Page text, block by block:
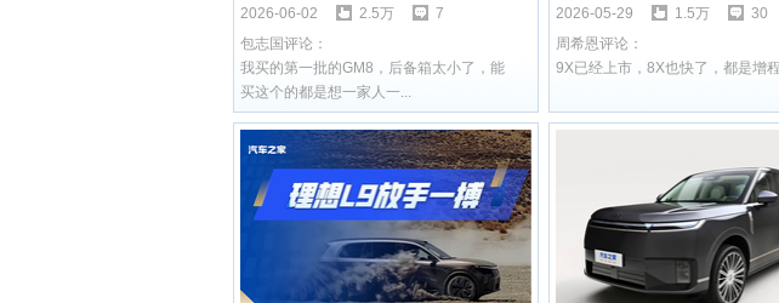
6月11日上市
2026-06-02 2.5万
7
包志国评论：
我买的第一批的GM8，后备箱太小了，能
买这个的都是想一家人一...
腾/探岳L将于6月底上市
2026-05-29 1.5万
30
周希恩评论：
9X已经上市，8X也快了，都是增程